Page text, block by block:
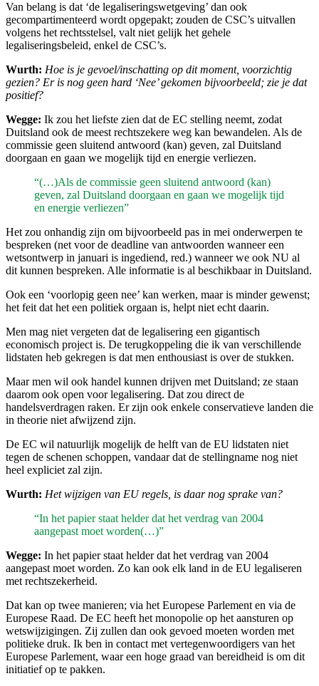
Van belang is dat ‘de legaliseringswetgeving’ dan ook
gecompartimenteerd wordt opgepakt; zouden de CSC’s uitvallen
volgens het rechtsstelsel, valt niet gelijk het gehele
legaliseringsbeleid, enkel de CSC’s.
Wurth: Hoe is je gevoel/inschatting op dit moment, voorzichtig
gezien? Er is nog geen hard ‘Nee’ gekomen bijvoorbeeld; zie je dat
positief?
Wegge: Ik zou het liefste zien dat de EC stelling neemt, zodat
Duitsland ook de meest rechtszekere weg kan bewandelen. Als de
commissie geen sluitend antwoord (kan) geven, zal Duitsland
doorgaan en gaan we mogelijk tijd en energie verliezen.
“(…)Als de commissie geen sluitend antwoord (kan)
geven, zal Duitsland doorgaan en gaan we mogelijk tijd
en energie verliezen”
Het zou onhandig zijn om bijvoorbeeld pas in mei onderwerpen te
bespreken (net voor de deadline van antwoorden wanneer een
wetsontwerp in januari is ingediend, red.) wanneer we ook NU al
dit kunnen bespreken. Alle informatie is al beschikbaar in Duitsland.
Ook een ‘voorlopig geen nee’ kan werken, maar is minder gewenst;
het feit dat het een politiek orgaan is, helpt niet echt daarin.
Men mag niet vergeten dat de legalisering een gigantisch
economisch project is. De terugkoppeling die ik van verschillende
lidstaten heb gekregen is dat men enthousiast is over de stukken.
Maar men wil ook handel kunnen drijven met Duitsland; ze staan
daarom ook open voor legalisering. Dat zou direct de
handelsverdragen raken. Er zijn ook enkele conservatieve landen die
in theorie niet afwijzend zijn.
De EC wil natuurlijk mogelijk de helft van de EU lidstaten niet
tegen de schenen schoppen, vandaar dat de stellingname nog niet
heel expliciet zal zijn.
Wurth: Het wijzigen van EU regels, is daar nog sprake van?
“In het papier staat helder dat het verdrag van 2004
aangepast moet worden(…)”
Wegge: In het papier staat helder dat het verdrag van 2004
aangepast moet worden. Zo kan ook elk land in de EU legaliseren
met rechtszekerheid.
Dat kan op twee manieren; via het Europese Parlement en via de
Europese Raad. De EC heeft het monopolie op het aansturen op
wetswijzigingen. Zij zullen dan ook gevoed moeten worden met
politieke druk. Ik ben in contact met vertegenwoordigers van het
Europese Parlement, waar een hoge graad van bereidheid is om dit
initiatief op te pakken.